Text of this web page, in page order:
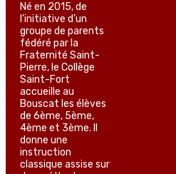
Né en 2015, de
l’initiative d’un
groupe de parents
fédéré par la
Fraternité Saint-
Pierre, le Collège
Saint-Fort
accueille au
Bouscat les élèves
de 6ème, 5ème,
4ème et 3ème. Il
donne une
instruction
classique assise sur